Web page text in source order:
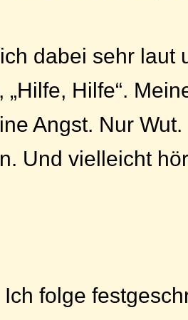
ich dabei sehr laut
„Hilfe, Hilfe“.
Angst. Nur
Und vielleicht
folge